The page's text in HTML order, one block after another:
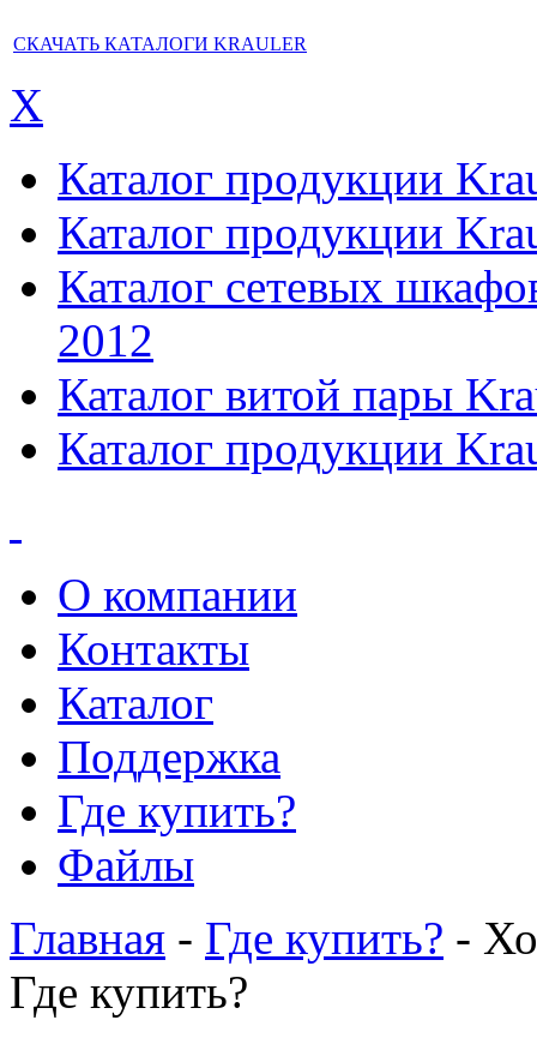
СКАЧАТЬ КАТАЛОГИ KRAULER
X
Каталог продукции
Каталог продукции
Каталог сетевых
2012
Каталог витой пары
Каталог продукции
О компании
Контакты
Каталог
Поддержка
Где купить?
Файлы
Главная - Где купить? -
Где купить?